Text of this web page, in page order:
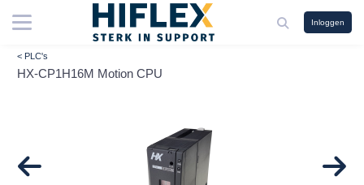
Inloggen
< PLC's
HX-CP1H16M Motion CPU